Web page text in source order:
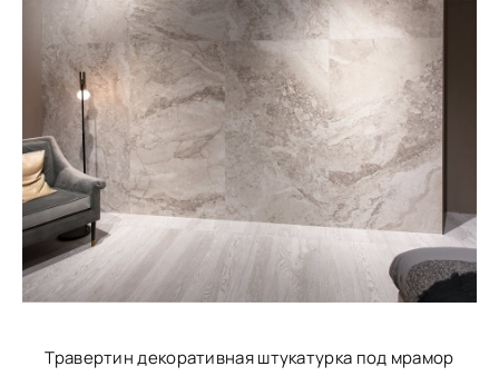
Травертин декоративная штукатурка под мрамор